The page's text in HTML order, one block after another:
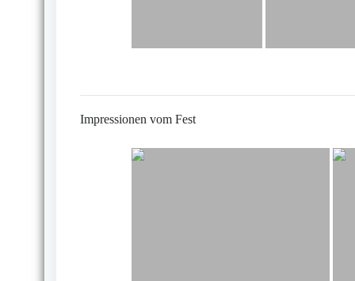
Impressionen vom Fest